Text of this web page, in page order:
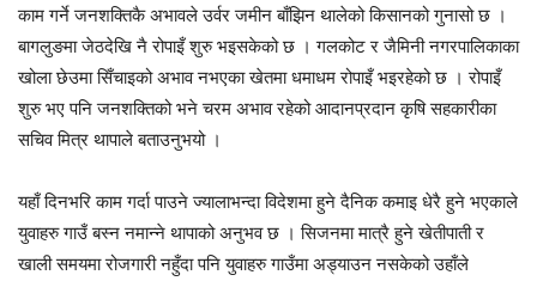
काम गर्ने जनशक्तिकै अभावले उर्वर जमीन बाँझिन थालेको किसानको गुनासो छ ।
बागलुङमा जेठदेखि नै रोपाइँ शुरु भइसकेको छ । गलकोट र जैमिनी नगरपालिकाका
खोला छेउमा सिँचाइको अभाव नभएका खेतमा धमाधम रोपाइँ भइरहेको छ । रोपाइँ
शुरु भए पनि जनशक्तिको भने चरम अभाव रहेको आदानप्रदान कृषि सहकारीका
सचिव मित्र थापाले बताउनुभयो ।
यहाँ दिनभरि काम गर्दा पाउने ज्यालाभन्दा विदेशमा हुने दैनिक कमाइ धेरै हुने भएकाले
युवाहरु गाउँ बस्न नमान्ने थापाको अनुभव छ । सिजनमा मात्रै हुने खेतीपाती र
खाली समयमा रोजगारी नहुँदा पनि युवाहरु गाउँमा अड्याउन नसकेको उहाँले